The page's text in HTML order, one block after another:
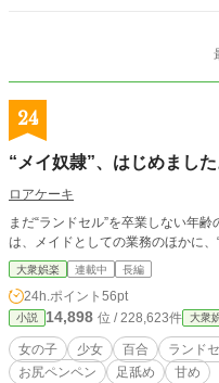
24
“メイ奴隷”、はじめました
ロアケーキ
まだ“ランドセル”を卒業しない年齢
は、メイドとしての業務のほかに
大衆娯楽 連載中 長編
24h.ポイント 56pt
小説 14,898 位 / 228,623件 大衆
女の子 少女 百合 ランド
お尻ペンペン
足舐め 甘め